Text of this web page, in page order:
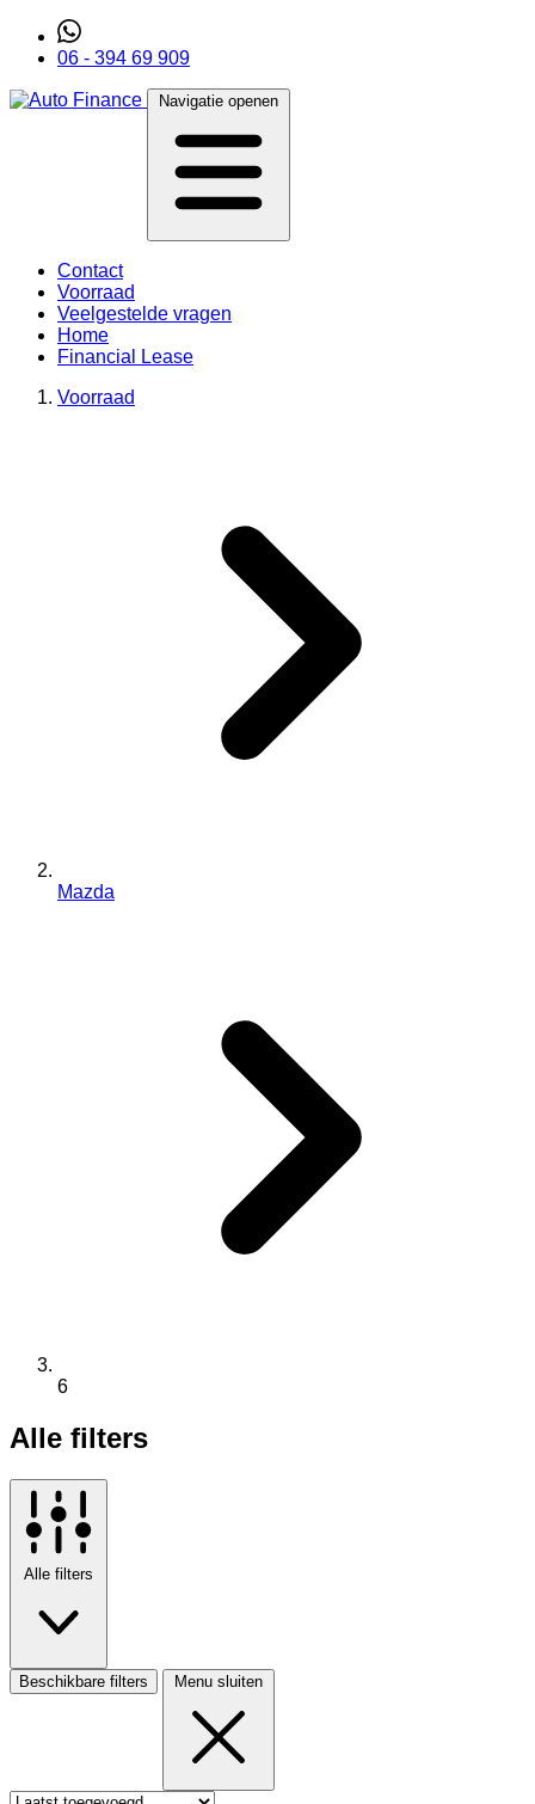
06 - 394 69 909
Navigatie openen
Contact
Voorraad
Veelgestelde vragen
Home
Financial Lease
Voorraad
Mazda
6
Alle filters
Alle filters
Beschikbare filters Menu sluiten